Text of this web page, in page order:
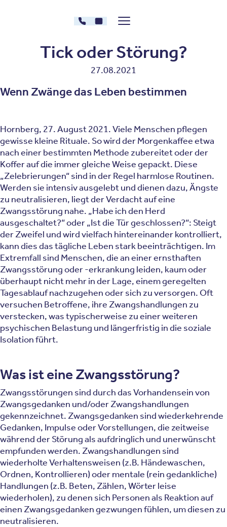
030 - 26478607
Kontakt
Menü zeigen/verstecken
Tick oder Störung?
27.08.2021
Wenn Zwänge das Leben bestimmen
Hornberg, 27. August 2021. Viele Menschen pflegen
gewisse kleine Rituale. So wird der Morgenkaffee etwa
nach einer bestimmten Methode zubereitet oder der
Koffer auf die immer gleiche Weise gepackt. Diese
„Zelebrierungen“ sind in der Regel harmlose Routinen.
Werden sie intensiv ausgelebt und dienen dazu, Ängste
zu neutralisieren, liegt der Verdacht auf eine
Zwangsstörung nahe. „Habe ich den Herd
ausgeschaltet?“ oder „Ist die Tür geschlossen?“: Steigt
der Zweifel und wird vielfach hintereinander kontrolliert,
kann dies das tägliche Leben stark beeinträchtigen. Im
Extremfall sind Menschen, die an einer ernsthaften
Zwangsstörung oder -erkrankung leiden, kaum oder
überhaupt nicht mehr in der Lage, einem geregelten
Tagesablauf nachzugehen oder sich zu versorgen. Oft
versuchen Betroffene, ihre Zwangshandlungen zu
verstecken, was typischerweise zu einer weiteren
psychischen Belastung und längerfristig in die soziale
Isolation führt.
Was ist eine Zwangsstörung?
Zwangsstörungen sind durch das Vorhandensein von
Zwangsgedanken und/oder Zwangshandlungen
gekennzeichnet. Zwangsgedanken sind wiederkehrende
Gedanken, Impulse oder Vorstellungen, die zeitweise
während der Störung als aufdringlich und unerwünscht
empfunden werden. Zwangshandlungen sind
wiederholte Verhaltensweisen (z.B. Händewaschen,
Ordnen, Kontrollieren) oder mentale (rein gedankliche)
Handlungen (z.B. Beten, Zählen, Wörter leise
wiederholen), zu denen sich Personen als Reaktion auf
einen Zwangsgedanken gezwungen fühlen, um diesen zu
neutralisieren.